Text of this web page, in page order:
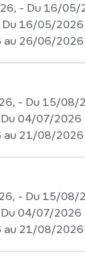
- Du 16/05/
16/05/
26/06/2026
- Du 15/08/
04/07/
21/08/2026
- Du 15/08/
04/07/
21/08/2026